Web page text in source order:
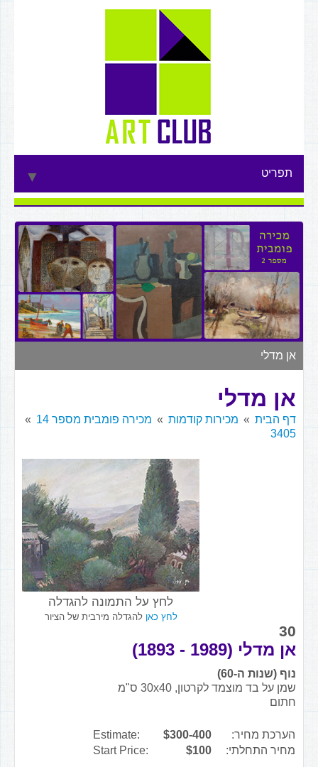
תפריט ▼
▼
▼
▼
▼
אן מדלי
אן מדלי
דף הבית מכירות קודמות
מכירה פומבית מספר 14
3405
לחץ על התמונה להגדלה
לחץ כאן להגדלה מירבית של הציור
30
אן מדלי (1989 - 1893)
נוף (שנות ה-60)
שמן על בד מוצמד לקרטון, 30x40 ס"מ
חתום
הערכת מחיר: $300-400
Estimate:
מחיר התחלתי:
$100
Start Price: